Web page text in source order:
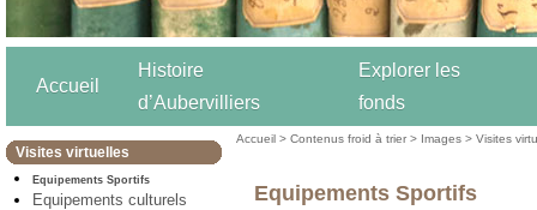
Accueil
Histoire
d’Aubervilliers
Explorer les
fonds
Visites virtuelles
Equipements Sportifs
Equipements culturels
Accueil >Contenus froid à trier > Images >Visites
Equipements Sportifs